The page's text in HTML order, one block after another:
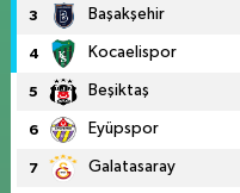
3 Başakşehir
4 Kocaelispor
5 Beşiktaş
6 Eyüpspor
7 Galatasaray